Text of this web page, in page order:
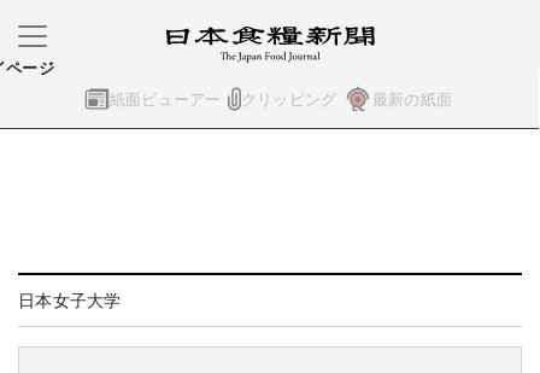
紙面ビューアー クリッピング 最新の紙面
ページ
日本女子大学